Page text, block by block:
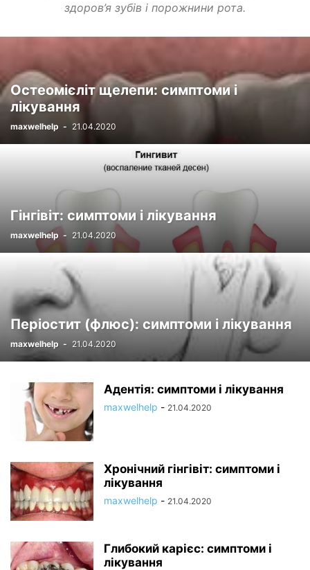
здоров’я зубів і порожнини рота.
Остеомієліт щелепи: симптоми і
лікування
maxwelhelp - 21.04.2020
Гінгівіт: симптоми і лікування
maxwelhelp - 21.04.2020
Періостит (флюс): симптоми і лікування
maxwelhelp - 21.04.2020
Адентія: симптоми і лікування
maxwelhelp - 21.04.2020
Хронічний гінгівіт: симптоми і
лікування
maxwelhelp - 21.04.2020
Глибокий карієс: симптоми і
лікування